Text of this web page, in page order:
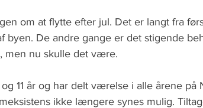
om at flytte efter jul. Det er langt fra
byen. De andre gange er det stigende
men nu skulle det være.
11 år og har delt værelse i alle årene på
ikke længere synes mulig.